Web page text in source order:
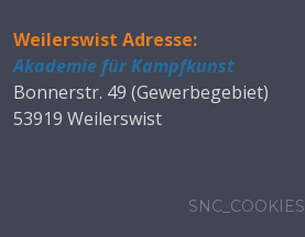
Weilerswist Adresse:
Akademie für Kampfkunst
Bonnerstr. 49 (Gewerbegebiet)
53919 Weilerswist
SNC_COOKIES